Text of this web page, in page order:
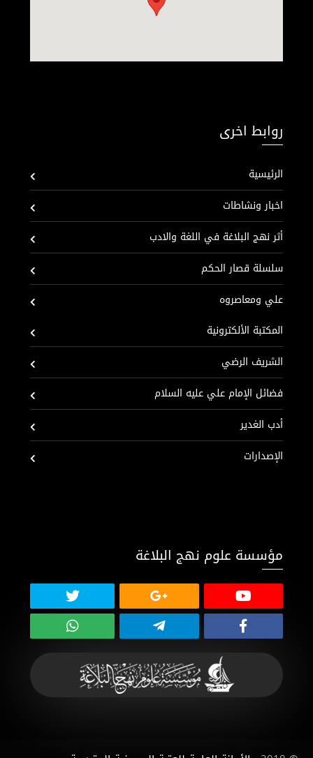
روابط اخرى
الرئيسية
اخبار ونشاطات
أثر نهج البلاغة في اللغة والادب
سلسلة قصار الحكم
علي ومعاصروه
المكتبة الألكترونية
الشريف الرضي
فضائل الإمام علي عليه السلام
أدب الغدير
الإصدارات
مؤسسة علوم نهج البلاغة